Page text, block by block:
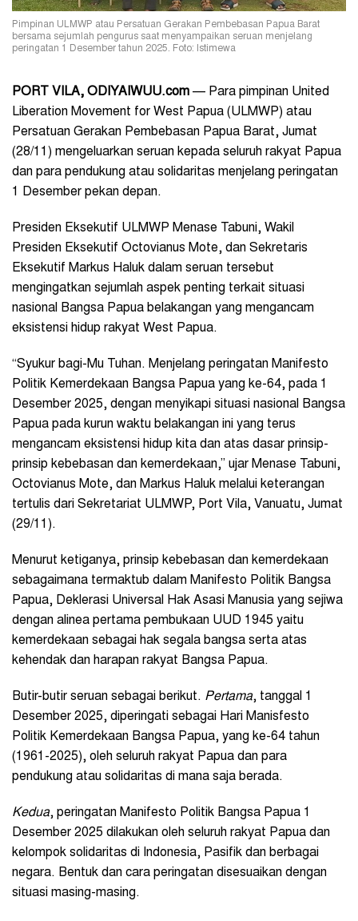
Pimpinan ULMWP atau Persatuan Gerakan Pembebasan Papua Barat
bersama sejumlah pengurus saat menyampaikan seruan menjelang
peringatan 1 Desember tahun 2025. Foto: Istimewa
PORT VILA, ODIYAIWUU.com — Para pimpinan United
Liberation Movement for West Papua (ULMWP) atau
Persatuan Gerakan Pembebasan Papua Barat, Jumat
(28/11) mengeluarkan seruan kepada seluruh rakyat Papua
dan para pendukung atau solidaritas menjelang peringatan
1 Desember pekan depan.
Presiden Eksekutif ULMWP Menase Tabuni, Wakil
Presiden Eksekutif Octovianus Mote, dan Sekretaris
Eksekutif Markus Haluk dalam seruan tersebut
mengingatkan sejumlah aspek penting terkait situasi
nasional Bangsa Papua belakangan yang mengancam
eksistensi hidup rakyat West Papua.
“Syukur bagi-Mu Tuhan. Menjelang peringatan Manifesto
Politik Kemerdekaan Bangsa Papua yang ke-64, pada 1
Desember 2025, dengan menyikapi situasi nasional Bangsa
Papua pada kurun waktu belakangan ini yang terus
mengancam eksistensi hidup kita dan atas dasar prinsip-
prinsip kebebasan dan kemerdekaan,” ujar Menase Tabuni,
Octovianus Mote, dan Markus Haluk melalui keterangan
tertulis dari Sekretariat ULMWP, Port Vila, Vanuatu, Jumat
(29/11).
Menurut ketiganya, prinsip kebebasan dan kemerdekaan
sebagaimana termaktub dalam Manifesto Politik Bangsa
Papua, Deklerasi Universal Hak Asasi Manusia yang sejiwa
dengan alinea pertama pembukaan UUD 1945 yaitu
kemerdekaan sebagai hak segala bangsa serta atas
kehendak dan harapan rakyat Bangsa Papua.
Butir-butir seruan sebagai berikut. Pertama, tanggal 1
Desember 2025, diperingati sebagai Hari Manisfesto
Politik Kemerdekaan Bangsa Papua, yang ke-64 tahun
(1961-2025), oleh seluruh rakyat Papua dan para
pendukung atau solidaritas di mana saja berada.
Kedua, peringatan Manifesto Politik Bangsa Papua 1
Desember 2025 dilakukan oleh seluruh rakyat Papua dan
kelompok solidaritas di Indonesia, Pasifik dan berbagai
negara. Bentuk dan cara peringatan disesuaikan dengan
situasi masing-masing.